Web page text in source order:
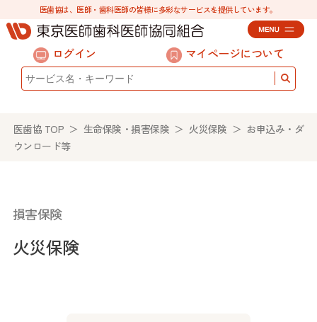
医歯協は、医師・歯科医師の皆様に多彩なサービスを提供しています。
ログイン マイページについて
医歯協 TOP ＞ 生命保険・損害保険 ＞ 火災保険 ＞ お申込み・ダ
ウンロード等
損害保険
火災保険